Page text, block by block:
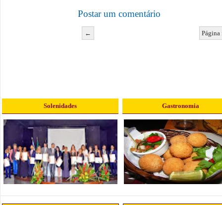
Postar um comentário
←
Solenidades Gastronomia